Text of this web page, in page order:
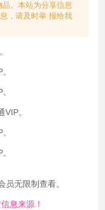
。本站为分享信息
，请及时举 报给我
。
无限制查看。
息来源！